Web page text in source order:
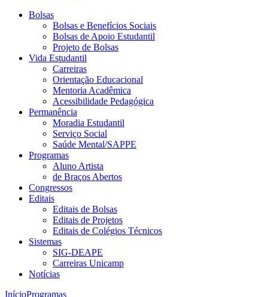
Bolsas
Bolsas e Benefícios Sociais
Bolsas de Apoio Estudantil
Projeto de Bolsas
Vida Estudantil
Carreiras
Orientação Educacional
Mentoria Acadêmica
Acessibilidade Pedagógica
Permanência
Moradia Estudantil
Serviço Social
Saúde Mental/SAPPE
Programas
Aluno Artista
de Braços Abertos
Congressos
Editais
Editais de Bolsas
Editais de Projetos
Editais de Colégios Técnicos
Sistemas
SIG-DEAPE
Carreiras Unicamp
Notícias
InícioProgramas